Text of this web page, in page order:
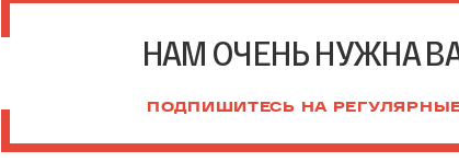
НАМ ОЧЕНЬ НУЖНА
ПОДПИШИТЕСЬ НА